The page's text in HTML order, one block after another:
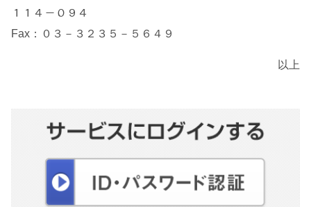
１１４－０９４
Fax：０３－３２３５－５６４９
以上